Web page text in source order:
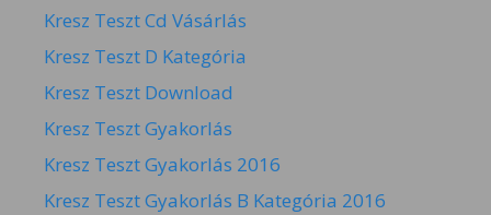
Kresz Teszt Cd Vásárlás
Kresz Teszt D Kategória
Kresz Teszt Download
Kresz Teszt Gyakorlás
Kresz Teszt Gyakorlás 2016
Kresz Teszt Gyakorlás B Kategória 2016